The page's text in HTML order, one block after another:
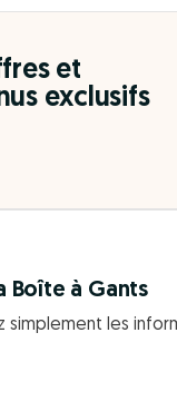
et
exclusifs
Boîte à Gants
simplement les